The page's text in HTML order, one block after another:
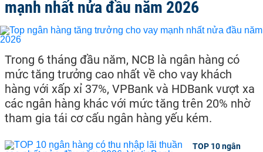
mạnh nhất nửa đầu năm 2026
Trong 6 tháng đầu năm, NCB là ngân hàng có
mức tăng trưởng cao nhất về cho vay khách
hàng với xấp xỉ 37%, VPBank và HDBank vượt xa
các ngân hàng khác với mức tăng trên 20% nhờ
tham gia tái cơ cấu ngân hàng yếu kém.
TOP 10 ngân